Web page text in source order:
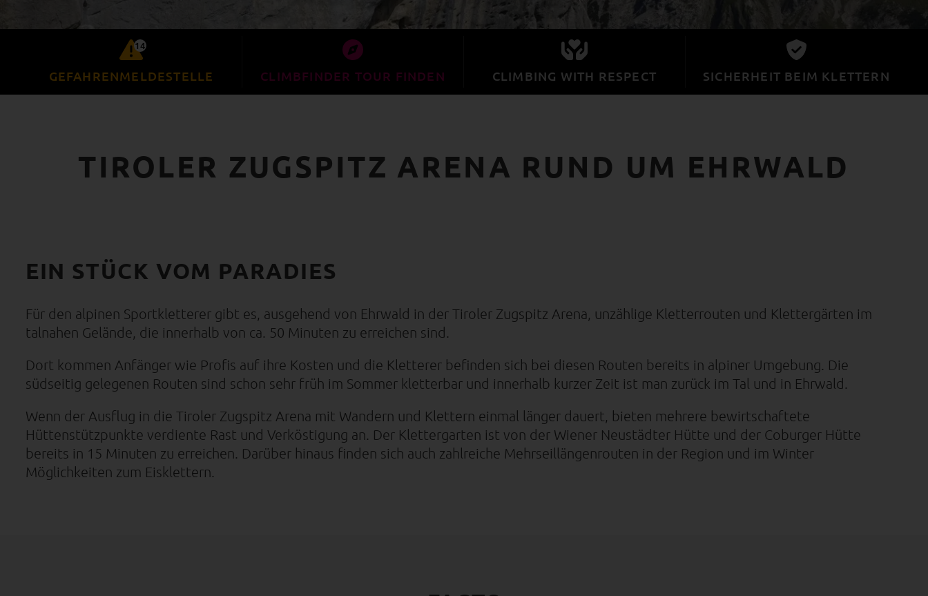
14
GEFAHRENMELDESTELLE CLIMBFINDER TOUR FINDEN CLIMBING WITH RESPECT SICHERHEIT BEIM KLETTERN
TIROLER ZUGSPITZ ARENA RUND UM EHRWALD
EIN STÜCK VOM PARADIES
Für den alpinen Sportkletterer gibt es, ausgehend von Ehrwald in der Tiroler Zugspitz Arena, unzählige Kletterrouten und Klettergärten im
talnahen Gelände, die innerhalb von ca. 50 Minuten zu erreichen sind.
Dort kommen Anfänger wie Profis auf ihre Kosten und die Kletterer befinden sich bei diesen Routen bereits in alpiner Umgebung. Die
südseitig gelegenen Routen sind schon sehr früh im Sommer kletterbar und innerhalb kurzer Zeit ist man zurück im Tal und in Ehrwald.
Wenn der Ausflug in die Tiroler Zugspitz Arena mit Wandern und Klettern einmal länger dauert, bieten mehrere bewirtschaftete
Hüttenstützpunkte verdiente Rast und Verköstigung an. Der Klettergarten ist von der Wiener Neustädter Hütte und der Coburger Hütte
bereits in 15 Minuten zu erreichen. Darüber hinaus finden sich auch zahlreiche Mehrseillängenrouten in der Region und im Winter
Möglichkeiten zum Eisklettern.